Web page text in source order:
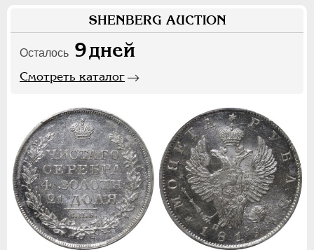
SHENBERG AUCTION
Осталось 9дней
Смотреть каталог